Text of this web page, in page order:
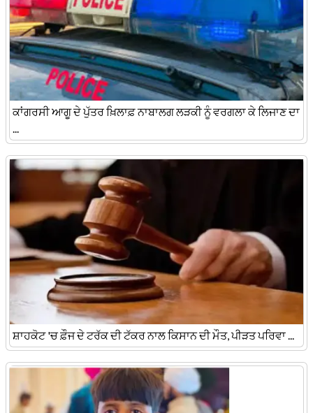
ਕਾਂਗਰਸੀ ਆਗੂ ਦੇ ਪੁੱਤਰ ਖ਼ਿਲਾਫ਼ ਨਾਬਾਲਗ ਲੜਕੀ ਨੂੰ ਵਰਗਲਾ ਕੇ ਲਿਜਾਣ ਦਾ
...
ਸ਼ਾਹਕੋਟ 'ਚ ਫ਼ੌਜ ਦੇ ਟਰੱਕ ਦੀ ਟੱਕਰ ਨਾਲ ਕਿਸਾਨ ਦੀ ਮੌਤ, ਪੀੜਤ ਪਰਿਵਾ ...